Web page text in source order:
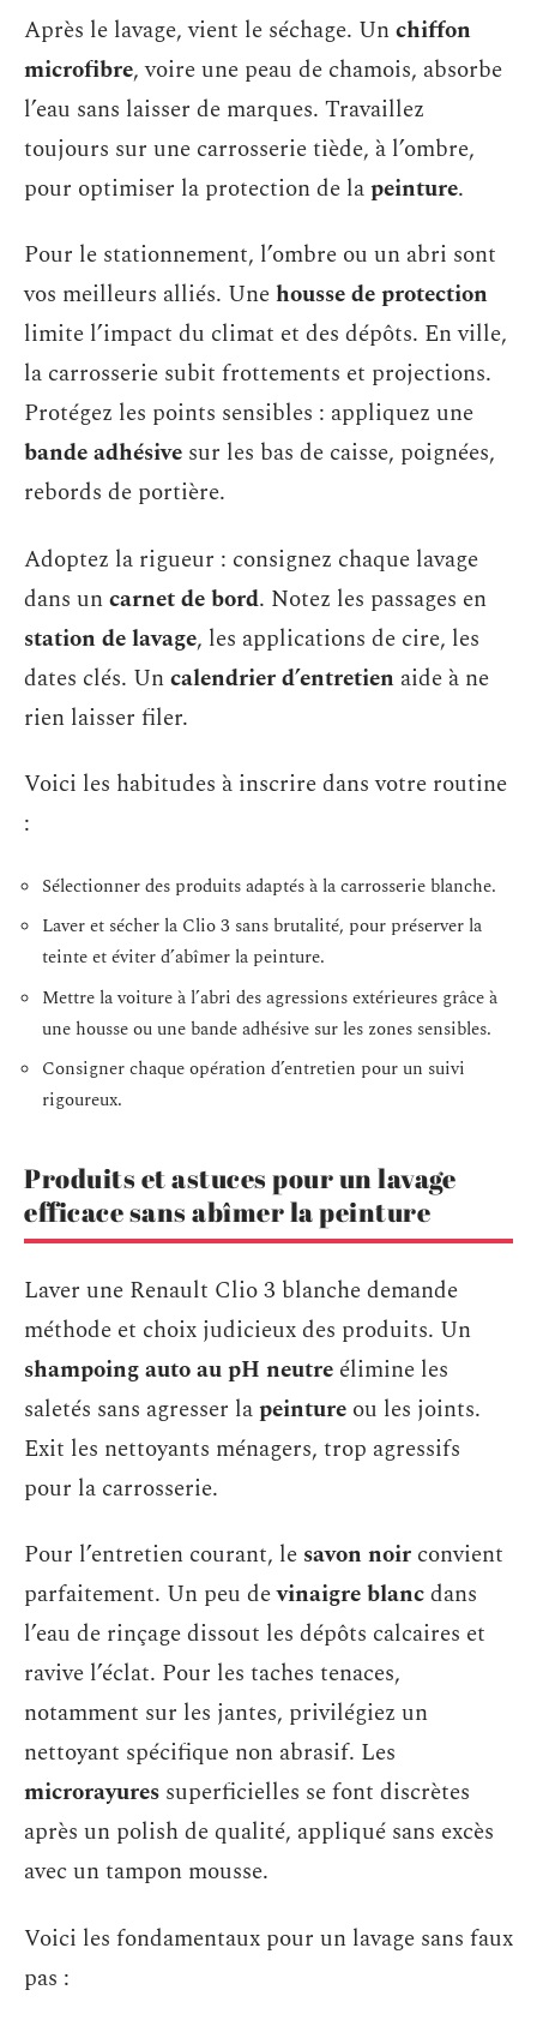
Après le lavage, vient le séchage. Unchiffon
microfibre, voire une peau de chamois, absorbe
l’eau sans laisser de marques. Travaillez
toujours sur une carrosserie tiède, à l’ombre,
pour optimiser la protection de lapeinture.
Pour le stationnement, l’ombre ou un abri sont
vos meilleurs alliés. Unehousse de protection
limite l’impact du climat et des dépôts. En ville,
la carrosserie subit frottements et projections.
Protégez les points sensibles : appliquez une
bande adhésive sur les bas de caisse, poignées,
rebords de portière.
Adoptez la rigueur : consignez chaque lavage
dans uncarnet de bord. Notez les passages en
station de lavage, les applications de cire, les
dates clés. Uncalendrier d’entretien aide à ne
rien laisser filer.
Voici les habitudes à inscrire dans votre routine
:
Sélectionner des produits adaptés à la carrosserie blanche.
Laver et sécher la Clio 3 sans brutalité, pour préserver la
teinte et éviter d’abîmer la peinture.
Mettre la voiture à l’abri des agressions extérieures grâce à
une housse ou une bande adhésive sur les zones sensibles.
Consigner chaque opération d’entretien pour un suivi
rigoureux.
Produits et astuces pour un lavage
efficace sans abîmer la peinture
Laver une Renault Clio 3 blanche demande
méthode et choix judicieux des produits. Un
shampoing auto au pH neutre élimine les
saletés sans agresser lapeinture ou les joints.
Exit les nettoyants ménagers, trop agressifs
pour la carrosserie.
Pour l’entretien courant, le savon noir convient
parfaitement. Un peu devinaigre blancdans
l’eau de rinçage dissout les dépôts calcaires et
ravive l’éclat. Pour les taches tenaces,
notamment sur les jantes, privilégiez un
nettoyant spécifique non abrasif. Les
microrayures superficielles se font discrètes
après un polish de qualité, appliqué sans excès
avec un tampon mousse.
Voici les fondamentaux pour un lavage sans faux
pas :